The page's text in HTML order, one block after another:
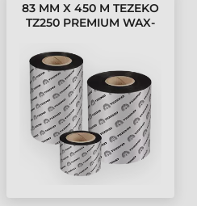
83 MM X 450 M TEZEKO
TZ250 PREMIUM WAX-